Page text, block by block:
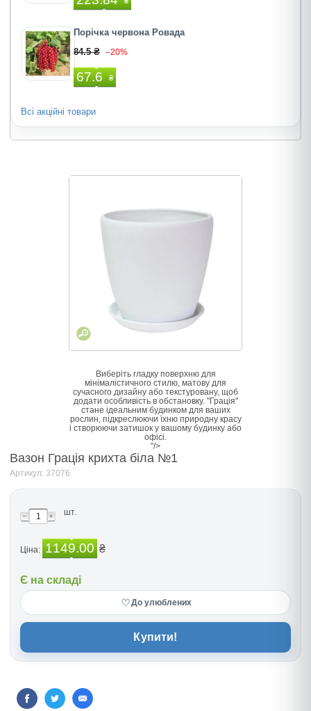
Порічка червона Ровада
84.5 ₴ –20%
67.6 ₴
Всі акційні товари
Виберіть гладку поверхню для
мінімалістичного стилю, матову для
сучасного дизайну або текстуровану, щоб
додати особливість в обстановку. "Грація"
стане ідеальним будинком для ваших
рослин, підкреслюючи їхню природну красу
і створюючи затишок у вашому будинку або
офісі.
"/>
Вазон Грація крихта бiла №1
Артикул: 37076
шт.
Ціна: 1149.00 ₴
Є на складі
♡До улюблених
Купити!